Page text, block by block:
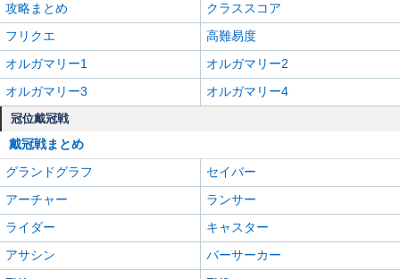
攻略まとめ
クラススコア
フリクエ
高難易度
オルガマリー1
オルガマリー2
オルガマリー3
オルガマリー4
冠位戴冠戦
戴冠戦まとめ
グランドグラフ
セイバー
アーチャー
ランサー
ライダー
キャスター
アサシン
バーサーカー